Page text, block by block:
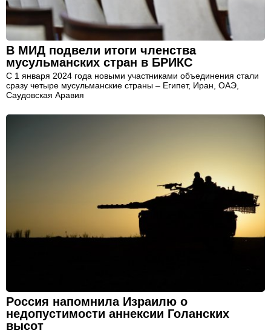
В МИД подвели итоги членства
мусульманских стран в БРИКС
С 1 января 2024 года новыми участниками объединения стали
сразу четыре мусульманские страны – Египет, Иран, ОАЭ,
Саудовская Аравия
Россия напомнила Израилю о
недопустимости аннексии Голанских
высот